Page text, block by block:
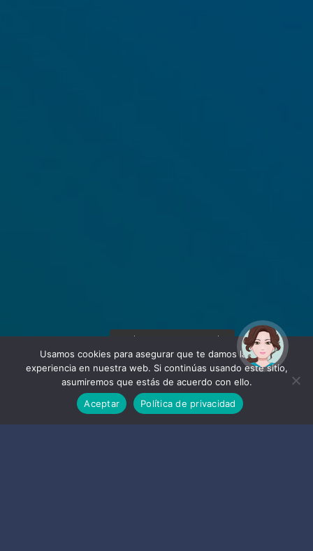
Usamos cookies para asegurar que te damos la mejor
experiencia en nuestra web. Si continúas usando este sitio,
asumiremos que estás de acuerdo con ello.
Aceptar
Política de privacidad
¡Hola! Soy Noy. ¿Puedo
ayudarte?